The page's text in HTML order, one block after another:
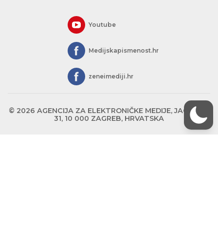
Youtube
Medijskapismenost.hr
zeneimediji.hr
© 2026 AGENCIJA ZA ELEKTRONIČKE MEDIJE, JAGIĆEVA
31, 10 000 ZAGREB, HRVATSKA